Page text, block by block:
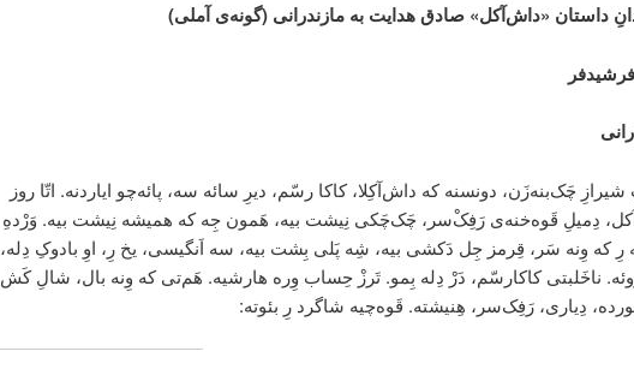
داستان «داش‌آکل» صادق هدایت به مازندرانی (گونه‌ی آملی)
چَک‌بنه‌زَن، دونسنه که داش‌آکِلا، کاکا رسّم، دیرِ سائه‌ سه، پائه‌چو ایاردنه. اتّا روز
دِمیلِ قَوه‌خنه‌ی رَفِکْ‌سر، چَک‌چَکی نِیشت بیه، هَمون جِه که همیشه نِیشت بیه. وَرْدهِ
که وِنه سَر، قِرمز جِل دَکشی بیه، شِه پَلی بِشت بیه، سه اَنگیسی، یخ رِ، اوِ بادوکِ دِله،
ناخَلبتی کاکارسّم، دَرْ دِله بِمو. تَرزْ حِساب وِره هارشیه. هَم‌تی که وِنه بال، شالِ کَش
دِیاری، رَفِک‌سر، هِنیشته. قَوه‌چیه شاگرد رِ بئوته: